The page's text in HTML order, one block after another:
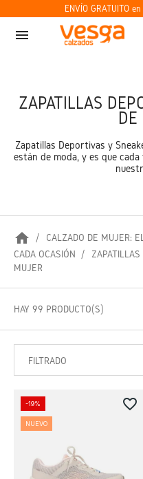
ENVÍO GRATUITO
menu
ZAPATILLAS
DE
Zapatillas Deportivas y
están de moda, y es que
home
CALZADO DE MUJER:
CADA OCASIÓN
MUJER
HAY 99 PRODUCTO(S)
FILTRADO
-19%
NUEVO
favorite_border